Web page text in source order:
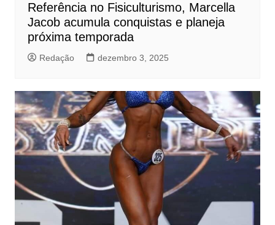
Referência no Fisiculturismo, Marcella
Jacob acumula conquistas e planeja
próxima temporada
Redação dezembro 3, 2025